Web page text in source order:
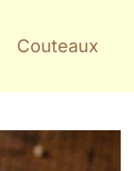
Couteaux